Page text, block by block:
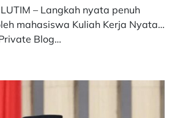
LUTIM – Langkah nyata penuh
mahasiswa Kuliah Kerja Nyata…
Blog…